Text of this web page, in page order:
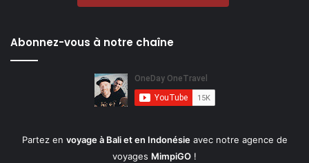
Abonnez-vous à notre chaîne
Partez en voyage à Bali et en Indonésieavec notre agence de
voyages MimpiGO !